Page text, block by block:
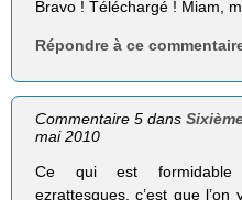
Bravo ! Téléchargé ! Miam,
Répondre à ce
Commentaire 5 dans
mai 2010
Ce qui est formidable
ezrattesques, c’est que